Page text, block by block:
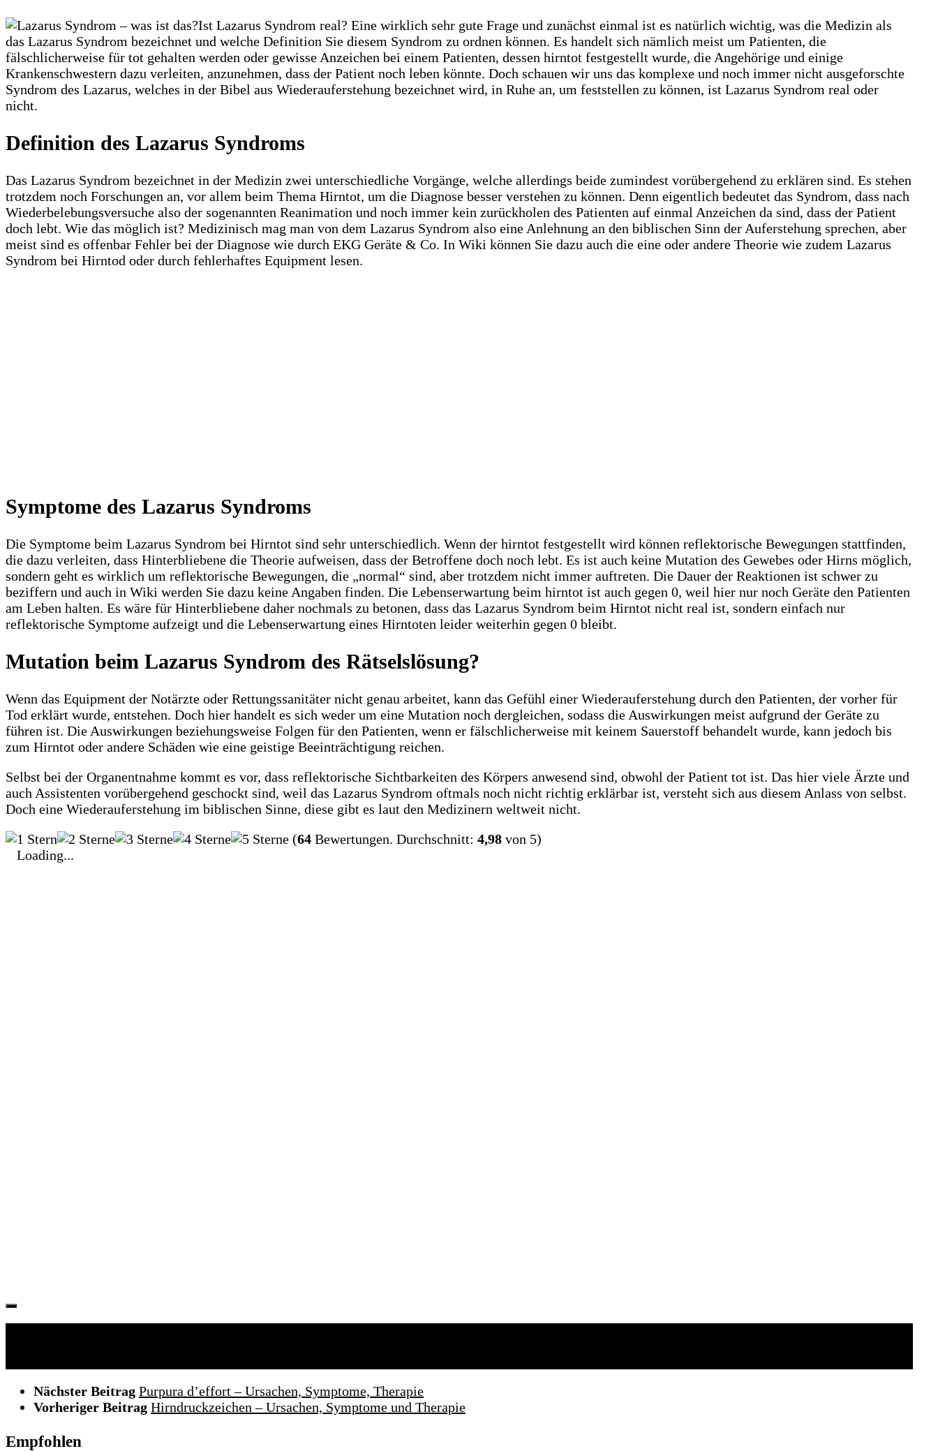
Ist Lazarus Syndrom real? Eine wirklich sehr gute Frage und zunächst einmal ist es natürlich wichtig, was die Medizin als
das Lazarus Syndrom bezeichnet und welche Definition Sie diesem Syndrom zu ordnen können. Es handelt sich nämlich meist um Patienten, die
fälschlicherweise für tot gehalten werden oder gewisse Anzeichen bei einem Patienten, dessen hirntot festgestellt wurde, die Angehörige und einige
Krankenschwestern dazu verleiten, anzunehmen, dass der Patient noch leben könnte. Doch schauen wir uns das komplexe und noch immer nicht ausgeforschte
Syndrom des Lazarus, welches in der Bibel aus Wiederauferstehung bezeichnet wird, in Ruhe an, um feststellen zu können, ist Lazarus Syndrom real oder
nicht.
Definition des Lazarus Syndroms
Das Lazarus Syndrom bezeichnet in der Medizin zwei unterschiedliche Vorgänge, welche allerdings beide zumindest vorübergehend zu erklären sind. Es stehen
trotzdem noch Forschungen an, vor allem beim Thema Hirntot, um die Diagnose besser verstehen zu können. Denn eigentlich bedeutet das Syndrom, dass nach
Wiederbelebungsversuche also der sogenannten Reanimation und noch immer kein zurückholen des Patienten auf einmal Anzeichen da sind, dass der Patient
doch lebt. Wie das möglich ist? Medizinisch mag man von dem Lazarus Syndrom also eine Anlehnung an den biblischen Sinn der Auferstehung sprechen, aber
meist sind es offenbar Fehler bei der Diagnose wie durch EKG Geräte & Co. In Wiki können Sie dazu auch die eine oder andere Theorie wie zudem Lazarus
Syndrom bei Hirntod oder durch fehlerhaftes Equipment lesen.
Symptome des Lazarus Syndroms
Die Symptome beim Lazarus Syndrom bei Hirntot sind sehr unterschiedlich. Wenn der hirntot festgestellt wird können reflektorische Bewegungen stattfinden,
die dazu verleiten, dass Hinterbliebene die Theorie aufweisen, dass der Betroffene doch noch lebt. Es ist auch keine Mutation des Gewebes oder Hirns möglich,
sondern geht es wirklich um reflektorische Bewegungen, die „normal“ sind, aber trotzdem nicht immer auftreten. Die Dauer der Reaktionen ist schwer zu
beziffern und auch in Wiki werden Sie dazu keine Angaben finden. Die Lebenserwartung beim hirntot ist auch gegen 0, weil hier nur noch Geräte den Patienten
am Leben halten. Es wäre für Hinterbliebene daher nochmals zu betonen, dass das Lazarus Syndrom beim Hirntot nicht real ist, sondern einfach nur
reflektorische Symptome aufzeigt und die Lebenserwartung eines Hirntoten leider weiterhin gegen 0 bleibt.
Mutation beim Lazarus Syndrom des Rätselslösung?
Wenn das Equipment der Notärzte oder Rettungssanitäter nicht genau arbeitet, kann das Gefühl einer Wiederauferstehung durch den Patienten, der vorher für
Tod erklärt wurde, entstehen. Doch hier handelt es sich weder um eine Mutation noch dergleichen, sodass die Auswirkungen meist aufgrund der Geräte zu
führen ist. Die Auswirkungen beziehungsweise Folgen für den Patienten, wenn er fälschlicherweise mit keinem Sauerstoff behandelt wurde, kann jedoch bis
zum Hirntot oder andere Schäden wie eine geistige Beeinträchtigung reichen.
Selbst bei der Organentnahme kommt es vor, dass reflektorische Sichtbarkeiten des Körpers anwesend sind, obwohl der Patient tot ist. Das hier viele Ärzte und
auch Assistenten vorübergehend geschockt sind, weil das Lazarus Syndrom oftmals noch nicht richtig erklärbar ist, versteht sich aus diesem Anlass von selbst.
Doch eine Wiederauferstehung im biblischen Sinne, diese gibt es laut den Medizinern weltweit nicht.
(64 Bewertungen. Durchschnitt: 4,98 von 5)
Loading...
Nächster Beitrag Purpura d’effort – Ursachen, Symptome, Therapie
Vorheriger Beitrag Hirndruckzeichen – Ursachen, Symptome und Therapie
Empfohlen